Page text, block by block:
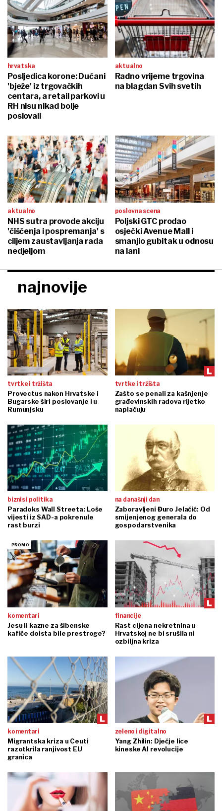
hrvatska
Posljedica korone: Dućani
'bježe' iz trgovačkih
centara, a retail parkovi u
RH nisu nikad bolje
poslovali
aktualno
Radno vrijeme trgovina
na blagdan Svih svetih
aktualno
NHS sutra provode akciju
'čišćenja i pospremanja' s
ciljem zaustavljanja rada
nedjeljom
poslovna scena
Poljski GTC prodao
osječki Avenue Mall i
smanjio gubitak u odnosu
na lani
najnovije
tvrtke i tržišta
Provectus nakon Hrvatske i
Bugarske širi poslovanje i u
Rumunjsku
tvrtke i tržišta
Zašto se penali za kašnjenje
građevinskih radova rijetko
naplaćuju
biznis i politika
Paradoks Wall Streeta: Loše
vijesti iz SAD-a pokrenule
rast burzi
na današnji dan
Zaboravljeni Đuro Jelačić: Od
smijenjenog generala do
gospodarstvenika
komentari
Jesu li kazne za šibenske
kafiće doista bile prestroge?
financije
Rast cijena nekretnina u
Hrvatskoj ne bi srušila ni
ozbiljna kriza
komentari
Migrantska kriza u Ceuti
razotkrila ranjivost EU
granica
zeleno i digitalno
Yang Zhilin: Dječje lice
kineske AI revolucije